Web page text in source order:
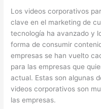
Los videos corporativos
clave en el marketing de
tecnología ha avanzado y
forma de consumir
empresas se han vuelto
para las empresas que
actual. Estas son algunas
videos corporativos son
las empresas.